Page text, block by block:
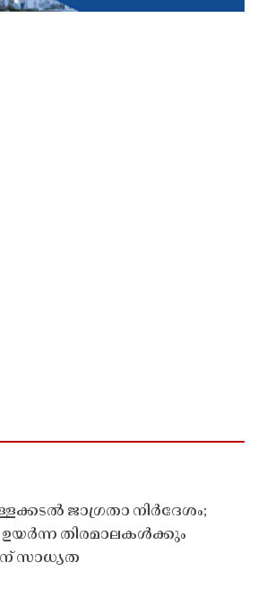
ജാഗ്രതാ നിർദേശം;
ഉയർന്ന തിരമാലകൾക്കും
സാധ്യത